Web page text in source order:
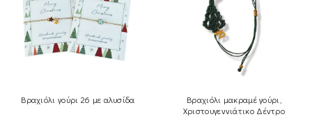
Βραχιόλι γούρι 26 με αλυσίδα
Βραχιόλι μακραμέ γούρι,
Χριστουγεννιάτικο Δέντρο